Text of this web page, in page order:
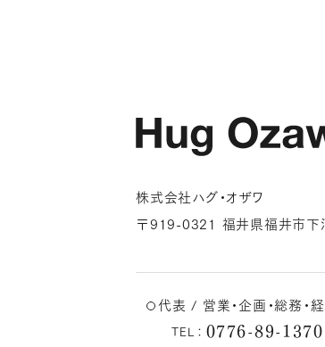
株式会社ハグ・オザワ
〒919-0321 福井県福井市
代表 / 営業・企画・総務・
TEL： 0776-89-1370